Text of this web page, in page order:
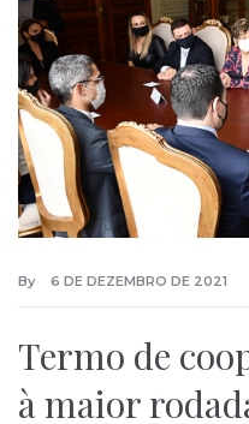
By 6 DE DEZEMBRO DE 2021
Termo de
à maior